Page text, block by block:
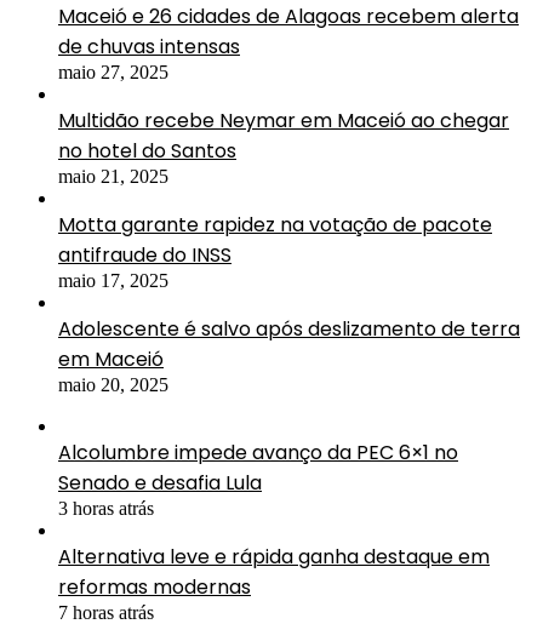
Maceió e 26 cidades de Alagoas recebem alerta
de chuvas intensas
maio 27, 2025
Multidão recebe Neymar em Maceió ao chegar
no hotel do Santos
maio 21, 2025
Motta garante rapidez na votação de pacote
antifraude do INSS
maio 17, 2025
Adolescente é salvo após deslizamento de terra
em Maceió
maio 20, 2025
Alcolumbre impede avanço da PEC 6×1 no
Senado e desafia Lula
3 horas atrás
Alternativa leve e rápida ganha destaque em
reformas modernas
7 horas atrás